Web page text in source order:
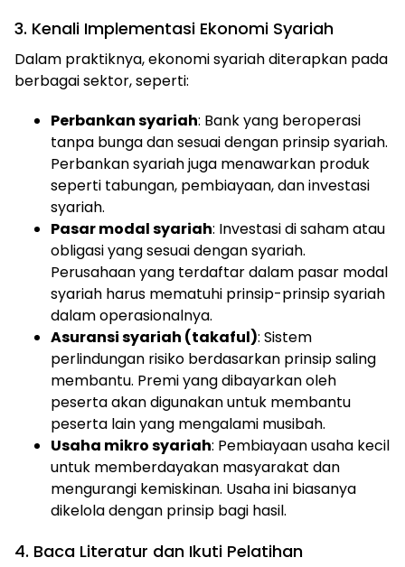
3. Kenali Implementasi Ekonomi Syariah
Dalam praktiknya, ekonomi syariah diterapkan pada
berbagai sektor, seperti:
Perbankan syariah: Bank yang beroperasi
tanpa bunga dan sesuai dengan prinsip syariah.
Perbankan syariah juga menawarkan produk
seperti tabungan, pembiayaan, dan investasi
syariah.
Pasar modal syariah: Investasi di saham atau
obligasi yang sesuai dengan syariah.
Perusahaan yang terdaftar dalam pasar modal
syariah harus mematuhi prinsip-prinsip syariah
dalam operasionalnya.
Asuransi syariah (takaful): Sistem
perlindungan risiko berdasarkan prinsip saling
membantu. Premi yang dibayarkan oleh
peserta akan digunakan untuk membantu
peserta lain yang mengalami musibah.
Usaha mikro syariah: Pembiayaan usaha kecil
untuk memberdayakan masyarakat dan
mengurangi kemiskinan. Usaha ini biasanya
dikelola dengan prinsip bagi hasil.
4. Baca Literatur dan Ikuti Pelatihan